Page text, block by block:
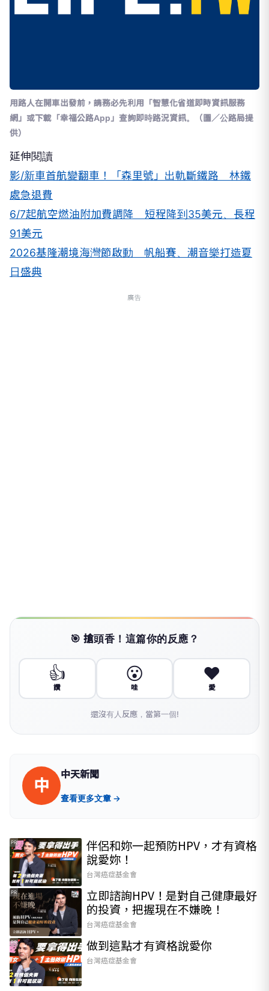
用路人在開車出發前，請務必先利用「智慧化省道即時資訊服務
網」或下載「幸福公路App」查詢即時路況資訊。（圖／公路局提
供）
延伸閱讀
影/新車首航變翻車！「森里號」出軌斷鐵路 林鐵
處急退費
6/7起航空燃油附加費調降 短程降到35美元、長程
91美元
2026基隆潮境海灣節啟動 帆船賽、潮音樂打造夏
日盛典
廣告
🎯 搶頭香！這篇你的反應？
👍
讚
😮
哇
❤️
愛
還沒有人反應，當第一個!
中
中天新聞
查看更多文章 →
PR
伴侶和妳一起預防HPV，才有資格
說愛妳！
台灣癌症基金會
PR
立即諮詢HPV！是對自己健康最好
的投資，把握現在不嫌晚！
台灣癌症基金會
PR 做到這點才有資格說愛你
台灣癌症基金會